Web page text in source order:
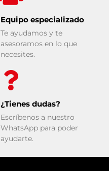
Equipo especializado
Te ayudamos y te
asesoramos en lo que
necesites.
¿Tienes dudas?
Escríbenos a nuestro
WhatsApp para poder
ayudarte.